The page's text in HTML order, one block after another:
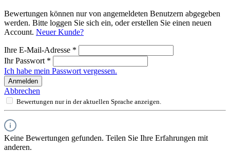
Bewertungen können nur von angemeldeten Benutzern abgegeben
werden. Bitte loggen Sie sich ein, oder erstellen Sie einen neuen
Account. Neuer Kunde?
Ihre E-Mail-Adresse *
Ihr Passwort *
Ich habe mein Passwort vergessen.
Anmelden
Abbrechen
Bewertungen nur in der aktuellen Sprache anzeigen.
Keine Bewertungen gefunden. Teilen Sie Ihre Erfahrungen mit
anderen.